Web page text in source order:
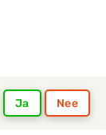
Ja Nee